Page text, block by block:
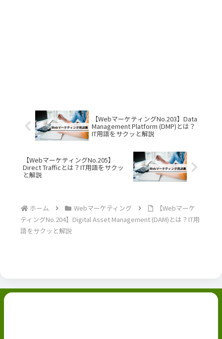
【WebマーケティングNo.203】Data
Management Platform (DMP)とは？
IT用語をサクッと解説
【WebマーケティングNo.205】
Direct Trafficとは？IT用語をサクッ
と解説
ホーム Webマーケティング
【Webマーケ
ティングNo.204】Digital Asset Management (DAM)とは？IT用
語をサクッと解説